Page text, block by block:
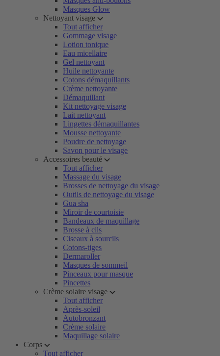
Masques Glow
Nettoyant visage
Tout afficher
Gommage visage
Lotion tonique
Eau micellaire
Gel nettoyant
Huile nettoyante
Cotons démaquillants
Crème nettoyante
Démaquillant
Kit nettoyage visage
Lait nettoyant
Lingettes démaquillantes
Mousse nettoyante
Poudre de nettoyage
Savon pour le visage
Accessoires beauté
Tout afficher
Massage du visage
Brosses de nettoyage du visage
Outils de nettoyage du visage
Gua sha
Miroir de courtoisie
Bandeaux de maquillage
Brosse à cils
Ciseaux à sourcils
Cotons-tiges
Dermaroller
Masques de sommeil
Pinceaux pour masque
Pincettes
Crème solaire visage
Tout afficher
Après-soleil
Autobronzant
Crème solaire
Maquillage solaire
Corps
Tout afficher